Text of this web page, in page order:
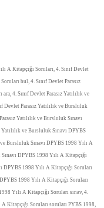
A Kitapçığı Soruları, 4. Sınıf Devlet
bul, 4. Sınıf Devlet Parasız
4. Sınıf Devlet Parasız Yatılılık ve
Devlet Parasız Yatılılık ve Bursluluk
Yatılılık ve Bursluluk Sınavı
ve Bursluluk Sınavı DPYBS
Bursluluk Sınavı DPYBS 1998 Yılı A
DPYBS 1998 Yılı A Kitapçığı
DPYBS 1998 Yılı A Kitapçığı Soruları
1998 Yılı A Kitapçığı Soruları
Yılı A Kitapçığı Soruları sınav, 4.
Kitapçığı Soruları soruları PYBS 1998,